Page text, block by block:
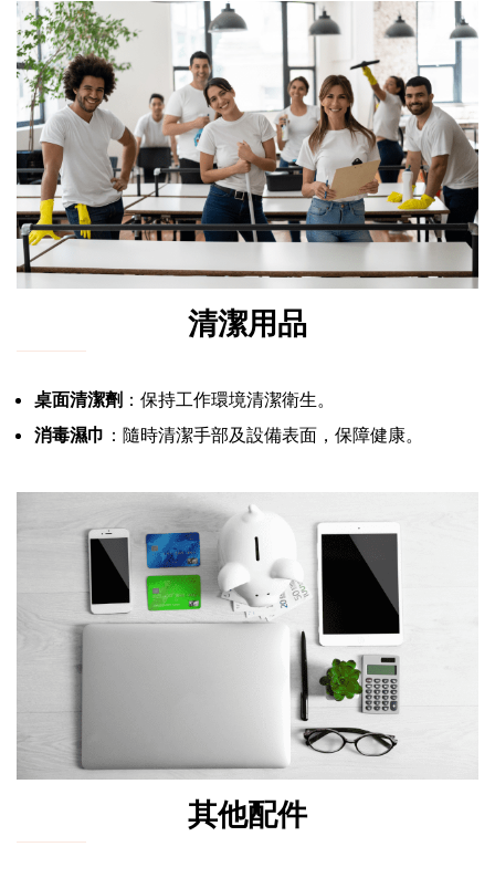
清潔用品
桌面清潔劑 ：保持工作環境清潔衛生。
消毒濕巾 ：隨時清潔手部及設備表面，保障健康。
其他配件